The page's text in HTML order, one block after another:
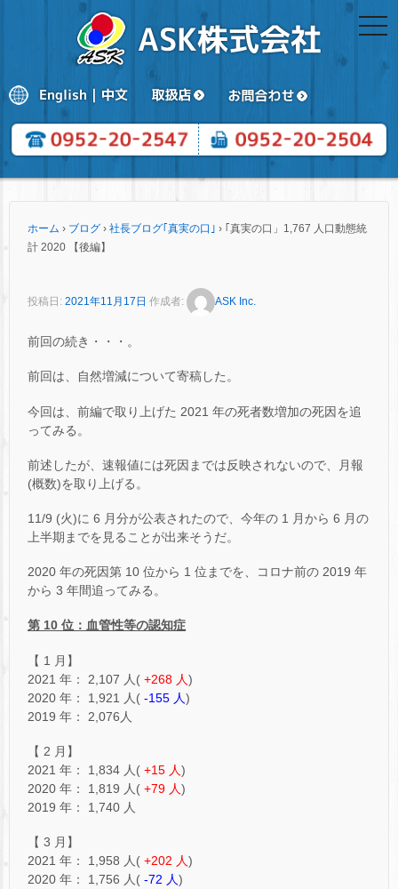
ホーム › ブログ › 社長ブログ｢真実の口｣ › ｢真実の口」1,767 人口動態統
計 2020 【後編】
投稿日: 2021年11月17日 作成者: ASK Inc.
前回の続き・・・。
前回は、自然増減について寄稿した。
今回は、前編で取り上げた 2021 年の死者数増加の死因を追
ってみる。
前述したが、速報値には死因までは反映されないので、月報
(概数)を取り上げる。
11/9 (火)に 6 月分が公表されたので、今年の 1 月から 6 月の
上半期までを見ることが出来そうだ。
2020 年の死因第 10 位から 1 位までを、コロナ前の 2019 年
から 3 年間追ってみる。
第 10 位：血管性等の認知症
【 1 月】
2021 年： 2,107 人( +268 人)
2020 年： 1,921 人( -155 人)
2019 年： 2,076人
【 2 月】
2021 年： 1,834 人( +15 人)
2020 年： 1,819 人( +79 人)
2019 年： 1,740 人
【 3 月】
2021 年： 1,958 人( +202 人)
2020 年： 1,756 人( -72 人)